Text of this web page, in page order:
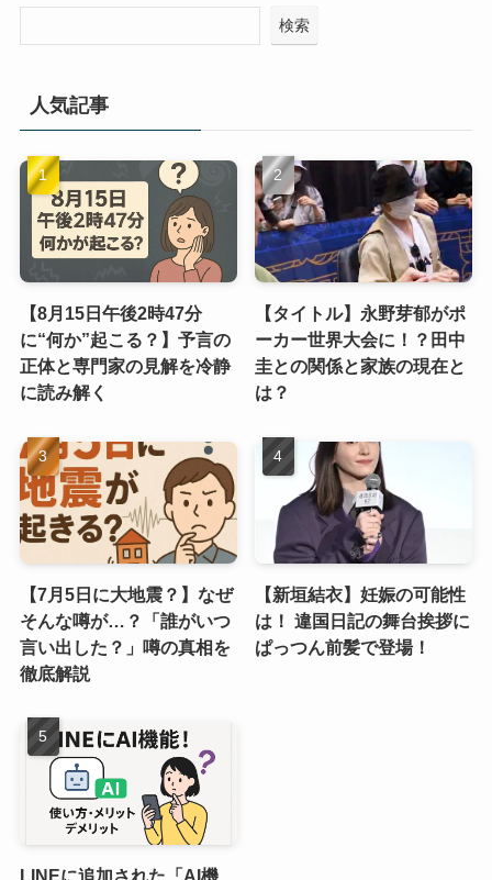
検索
人気記事
【8月15日午後2時47分
に“何か”起こる？】予言の
正体と専門家の見解を冷静
に読み解く
【タイトル】永野芽郁がポ
ーカー世界大会に！？田中
圭との関係と家族の現在と
は？
【7月5日に大地震？】なぜ
そんな噂が…？「誰がいつ
言い出した？」噂の真相を
徹底解説
【新垣結衣】妊娠の可能性
は！ 違国日記の舞台挨拶に
ぱっつん前髪で登場！
LINEに追加された「AI機